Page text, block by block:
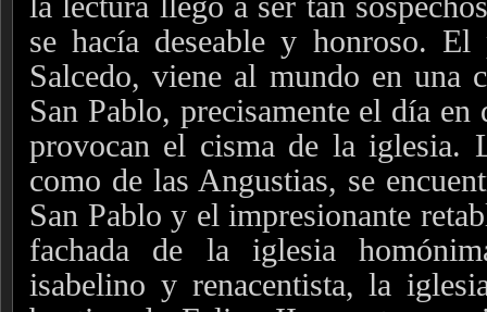
se hacía deseable y honroso. El
Salcedo, viene al mundo en una
San Pablo, precisamente el día
provocan el cisma de la iglesia.
como de las Angustias, se
San Pablo y el impresionante
fachada de la iglesia
isabelino y renacentista, la